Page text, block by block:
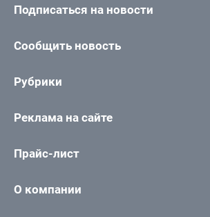
Подписаться на новости
Сообщить новость
Рубрики
Реклама на сайте
Прайс-лист
О компании